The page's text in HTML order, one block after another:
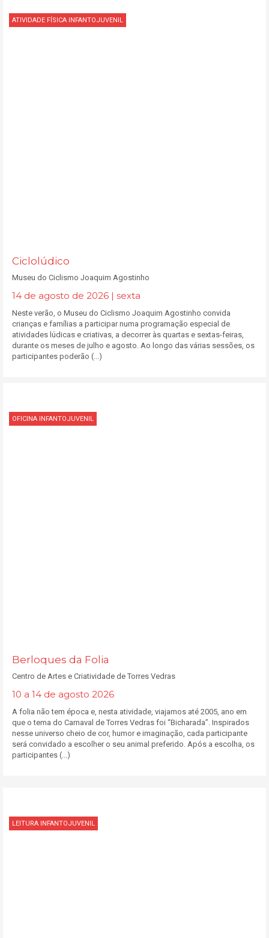
ATIVIDADE FÍSICA INFANTOJUVENIL
Ciclolúdico
Museu do Ciclismo Joaquim Agostinho
14 de agosto de 2026 | sexta
Neste verão, o Museu do Ciclismo Joaquim Agostinho convida
crianças e famílias a participar numa programação especial de
atividades lúdicas e criativas, a decorrer às quartas e sextas-feiras,
durante os meses de julho e agosto. Ao longo das várias sessões, os
participantes poderão (...)
OFICINA INFANTOJUVENIL
Berloques da Folia
Centro de Artes e Criatividade de Torres Vedras
10 a 14 de agosto 2026
A folia não tem época e, nesta atividade, viajamos até 2005, ano em
que o tema do Carnaval de Torres Vedras foi “Bicharada”. Inspirados
nesse universo cheio de cor, humor e imaginação, cada participante
será convidado a escolher o seu animal preferido. Após a escolha, os
participantes (...)
LEITURA INFANTOJUVENIL